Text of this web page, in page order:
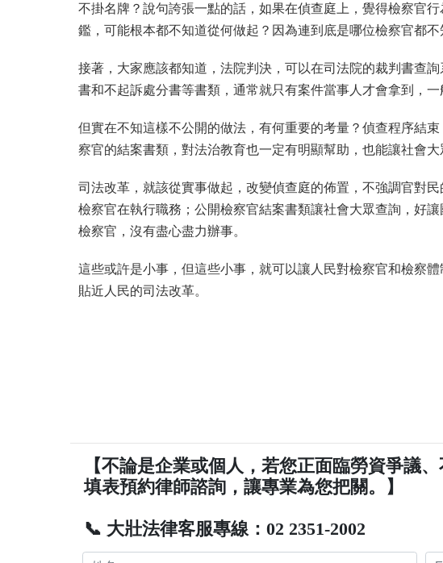
不掛名牌？說句誇張一點的話，如果在偵查庭上，覺得檢察官
鑑，可能根本都不知道從何做起？因為連到底是哪位檢察官都不
接著，大家應該都知道，法院判決，可以在司法院的裁判書查
書和不起訴處分書等書類，通常就只有案件當事人才會拿到，一
但實在不知這樣不公開的做法，有何重要的考量？偵查程序結
察官的結案書類，對法治教育也一定有明顯幫助，也能讓社會
司法改革，就該從實事做起，改變偵查庭的佈置，不強調官對
檢察官在執行職務；公開檢察官結案書類讓社會大眾查詢，好
檢察官，沒有盡心盡力辦事。
這些或許是小事，但這些小事，就可以讓人民對檢察官和檢察
貼近人民的司法改革。
【不論是企業或個人，若您正面臨勞資爭議
填表預約律師諮詢，讓專業為您把關。】
📞 大壯法律客服專線：02 2351-2002